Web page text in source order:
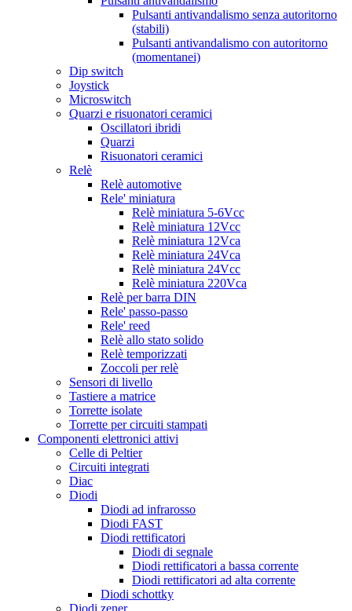
Pulsanti antivandalismo senza autoritorno
(stabili)
Pulsanti antivandalismo con autoritorno
(momentanei)
Dip switch
Joystick
Microswitch
Quarzi e risuonatori ceramici
Oscillatori ibridi
Quarzi
Risuonatori ceramici
Relè
Relè automotive
Rele' miniatura
Relè miniatura 5-6Vcc
Relè miniatura 12Vcc
Relè miniatura 12Vca
Relè miniatura 24Vca
Relè miniatura 24Vcc
Relè miniatura 220Vca
Relè per barra DIN
Rele' passo-passo
Rele' reed
Relè allo stato solido
Relè temporizzati
Zoccoli per relè
Sensori di livello
Tastiere a matrice
Torrette isolate
Torrette per circuiti stampati
Componenti elettronici attivi
Celle di Peltier
Circuiti integrati
Diac
Diodi
Diodi ad infrarosso
Diodi FAST
Diodi rettificatori
Diodi di segnale
Diodi rettificatori a bassa corrente
Diodi rettificatori ad alta corrente
Diodi schottky
Diodi zener